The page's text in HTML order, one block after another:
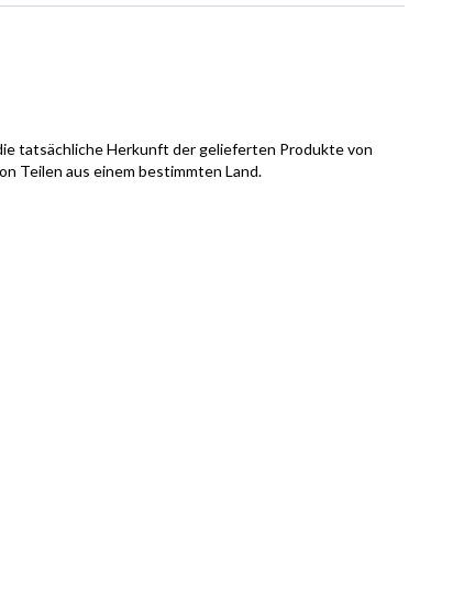
tatsächliche Herkunft der gelieferten Produkte von
Teilen aus einem bestimmten Land.